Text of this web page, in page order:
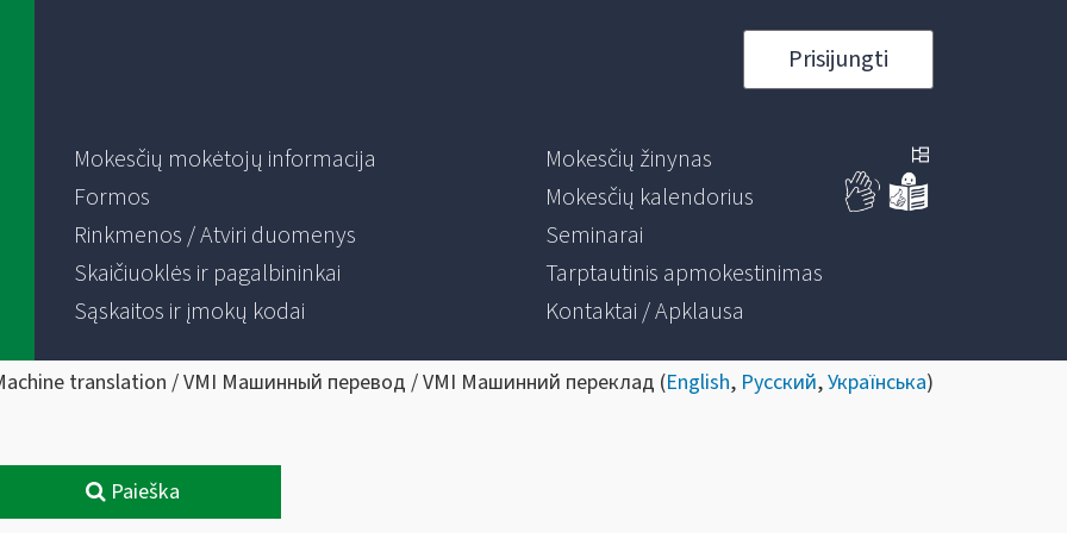
Prisijungti
Mokesčių mokėtojų informacija
Formos
Rinkmenos / Atviri duomenys
Skaičiuoklės ir pagalbininkai
Sąskaitos ir įmokų kodai
Mokesčių žinynas
Mokesčių kalendorius
Seminarai
Tarptautinis apmokestinimas
Kontaktai / Apklausa
translation / VMI Машинный перевод / VMI Машинний переклад (English, Русский,Українська)
Paieška